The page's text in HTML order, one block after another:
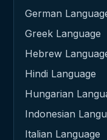
German
Greek Language
Hebrew
Hindi Language
Hungarian
Indonesian
Italian Language